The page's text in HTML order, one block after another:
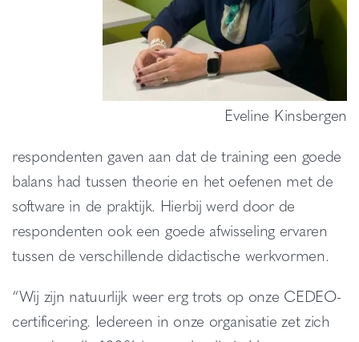
Eveline Kinsbergen
respondenten gaven aan dat de training een goede
balans had tussen theorie en het oefenen met de
software in de praktijk. Hierbij werd door de
respondenten ook een goede afwisseling ervaren
tussen de verschillende didactische werkvormen.
“Wij zijn natuurlijk weer erg trots op onze CEDEO-
certificering. Iedereen in onze organisatie zet zich